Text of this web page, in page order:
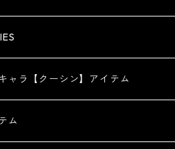
ャラ【クーシン】アイテム
ム